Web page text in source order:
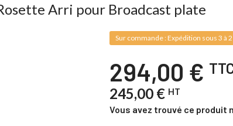
Arri pour Broadcast plate
Sur commande : Expédition sous 3 à
294,00 €
245,00 € HT
Vous avez trouvé ce produit